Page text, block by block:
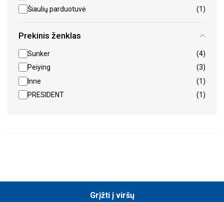
Šiaulių parduotuvė
(1)
Prekinis ženklas
Sunker
(4)
Peiying
(3)
Inne
(1)
PRESIDENT
(1)
Grįžti į viršų